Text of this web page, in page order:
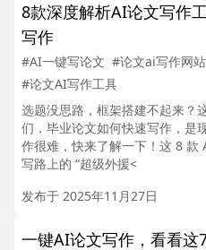
8款深度解析AI论文写作
写作
#AI一键写论文 #论文ai写作网站
#论文AI写作工具
选题没思路，框架搭建不起来？
们，毕业论文如何快速写作，是
作很难，快来了解一下！这 8 款
写路上的 “超级外援<
发布于 2025年11月27日
一键AI论文写作，看看